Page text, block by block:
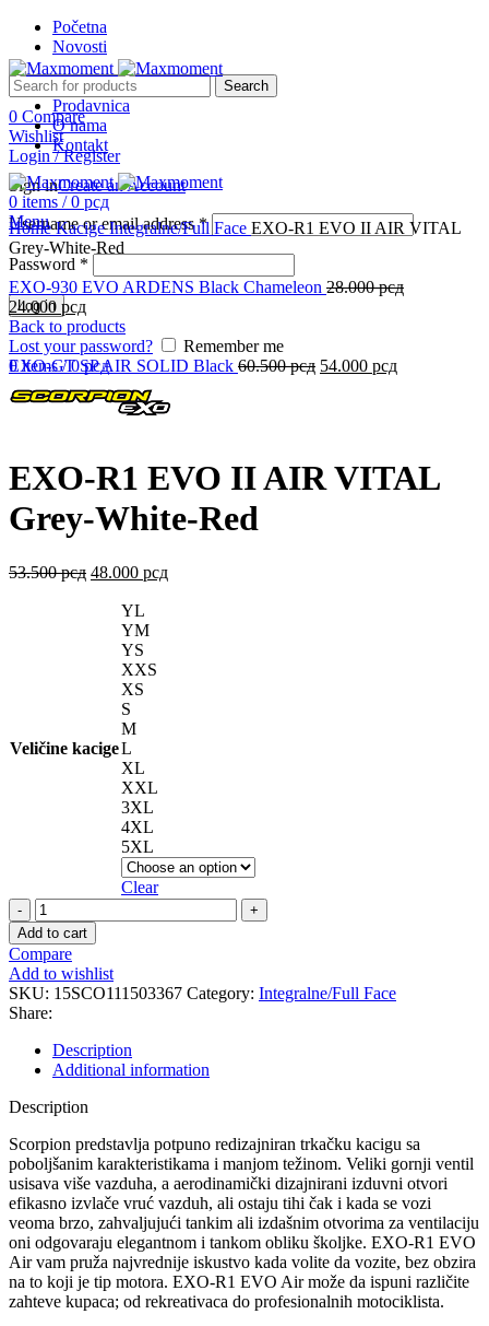
Početna
Novosti
Search
0 Compare
Wishlist
Login / Register
Sign inCreate an Account
Username or email address*
Password *
Log in
Lost your password?
Remember me
0items / 0рсд
Prodavnica
O nama
Kontakt
0 items / 0 рсд
Menu
-10%
Click to enlarge
HomeKacigeIntegralne/Full Face EXO-R1 EVO II AIR VITAL
Grey-White-Red
EXO-930 EVO ARDENS Black Chameleon 28.000рсд
24.000 рсд
Back to products
EXO-GT SP AIR SOLID Black 60.500рсд 54.000 рсд
EXO-R1 EVO II AIR VITAL
Grey-White-Red
53.500рсд 48.000 рсд
Veličine kacige
YL
YM
YS
XXS
XS
S
M
L
XL
XXL
3XL
4XL
5XL
Clear
EXO-
R1
EVO
II
AIR
VITAL
Grey-
White-
Red
quantity
Add to cart
Compare
Add to wishlist
SKU: 15SCO111503367 Category: Integralne/Full Face
Share:
Description
Additional information
Description
Scorpion predstavlja potpuno redizajniran trkačku kacigu sa
poboljšanim karakteristikama i manjom težinom. Veliki gornji ventil
usisava više vazduha, a aerodinamički dizajnirani izduvni otvori
efikasno izvlače vruć vazduh, ali ostaju tihi čak i kada se vozi
veoma brzo, zahvaljujući tankim ali izdašnim otvorima za ventilaciju
oni odgovaraju elegantnom i tankom obliku školjke. EXO-R1 EVO
Air vam pruža najvrednije iskustvo kada volite da vozite, bez obzira
na to koji je tip motora. EXO-R1 EVO Air može da ispuni različite
zahteve kupaca; od rekreativaca do profesionalnih motociklista.